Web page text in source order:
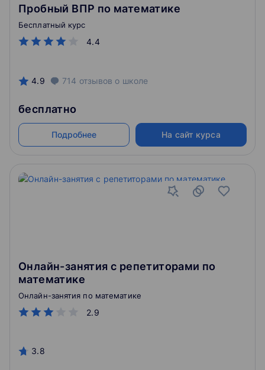
Пробный ВПР по математике
4.4
Бесплатный курс
4.9 714 отзывов о школе
бесплатно
Подробнее На сайт курса
Онлайн-занятия с репетиторами по
математике
2.9
Онлайн-занятия по математике
3.8